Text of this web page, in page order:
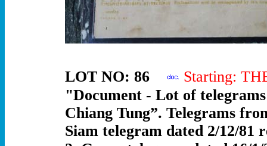
LOT NO: 86
Starting:
"Document - Lot of
Chiang Tung”. Telegrams
Siam telegram dated 2/12/81